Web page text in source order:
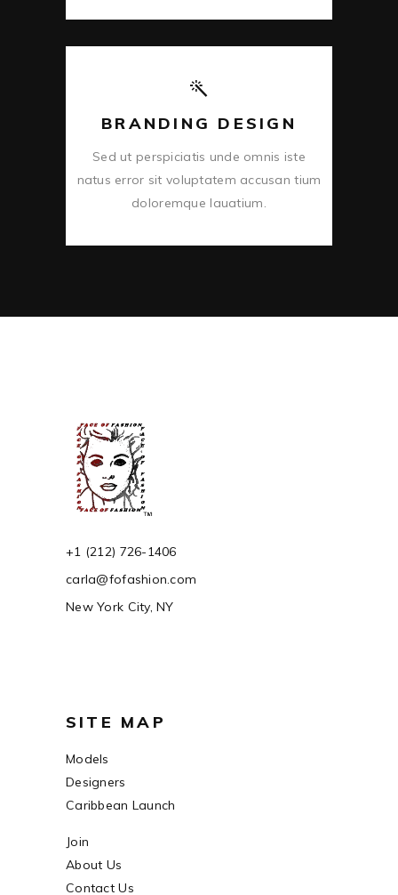
BRANDING DESIGN
Sed ut perspiciatis unde omnis iste
natus error sit voluptatem accusan tium
doloremque lauatium.
+1 (212) 726-1406
carla@fofashion.com
New York City, NY
SITE MAP
Models
Designers
Caribbean Launch
Join
About Us
Contact Us